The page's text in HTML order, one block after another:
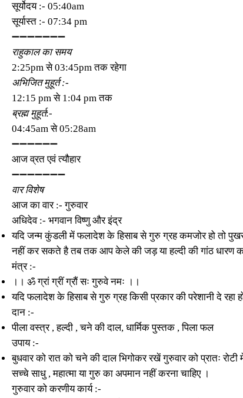
सूर्योदय :- 05:40am
सूर्यास्त :- 07:34 pm
➖➖➖➖➖➖➖
राहुकाल का समय
2:25pm से 03:45pm तक रहेगा
अभिजित मुहूर्त :-
12:15 pm से 1:04 pm तक
ब्रह्म मुहूर्त:-
04:45am से 05:28am
➖➖➖➖➖➖
आज व्रत एवं त्यौहार
➖➖➖➖➖➖➖
वार विशेष
आज का वार :- गुरुवार
अधिदेव :- भगवान विष्णु और इंद्र
यदि जन्म कुंडली में फलादेश के हिसाब से गुरु ग्रह कमजोर हो तो
नहीं कर सकते है तब तक आप केले की जड़ या हल्दी की गांठ धारण
मंत्र :-
।। ॐ ग्रां ग्रीं ग्रौं सः गुरुवे नमः ।।
यदि फलादेश के हिसाब से गुरु ग्रह किसी प्रकार की परेशानी दे रहा
दान :-
पीला वस्त्र , हल्दी , चने की दाल, धार्मिक पुस्तक , पिला फल
उपाय :-
बुधवार को रात को चने की दाल भिगोकर रखें गुरुवार को प्रातः
सच्चे साधु , महात्मा या गुरु का अपमान नहीं करना चाहिए ।
गुरुवार को करणीय कार्य :-